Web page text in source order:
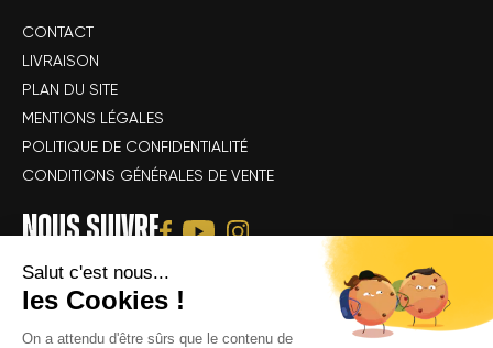
CONTACT
LIVRAISON
PLAN DU SITE
MENTIONS LÉGALES
POLITIQUE DE CONFIDENTIALITÉ
CONDITIONS GÉNÉRALES DE VENTE
NOUS SUIVRE
Salut c'est nous...
les Cookies !
On a attendu d'être sûrs que le contenu de